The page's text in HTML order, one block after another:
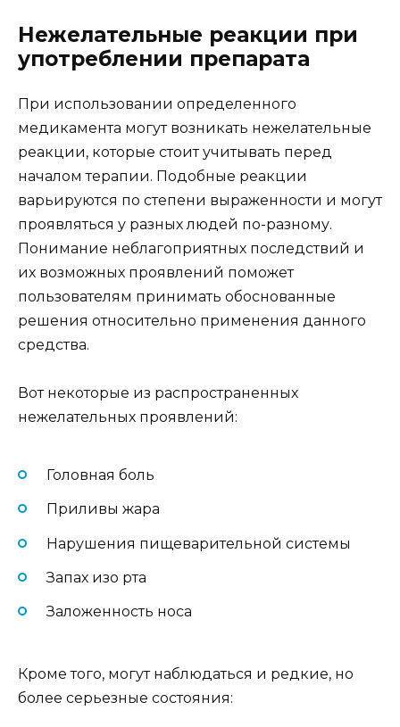
Нежелательные реакции при
употреблении препарата
При использовании определенного
медикамента могут возникать нежелательные
реакции, которые стоит учитывать перед
началом терапии. Подобные реакции
варьируются по степени выраженности и могут
проявляться у разных людей по-разному.
Понимание неблагоприятных последствий и
их возможных проявлений поможет
пользователям принимать обоснованные
решения относительно применения данного
средства.
Вот некоторые из распространенных
нежелательных проявлений:
Головная боль
Приливы жара
Нарушения пищеварительной системы
Запах изо рта
Заложенность носа
Кроме того, могут наблюдаться и редкие, но
более серьезные состояния: